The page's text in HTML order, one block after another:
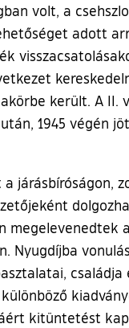
volt, a
adott
került. A II.
1945 végén
járásbíróságon,
megelevenedtek
Nyugdíjba
családja
kitüntetést